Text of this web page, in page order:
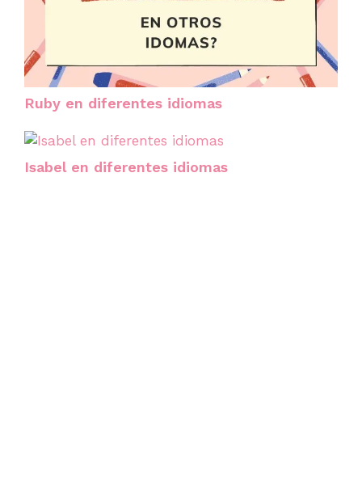
Ruby en diferentes idiomas
Isabel en diferentes idiomas